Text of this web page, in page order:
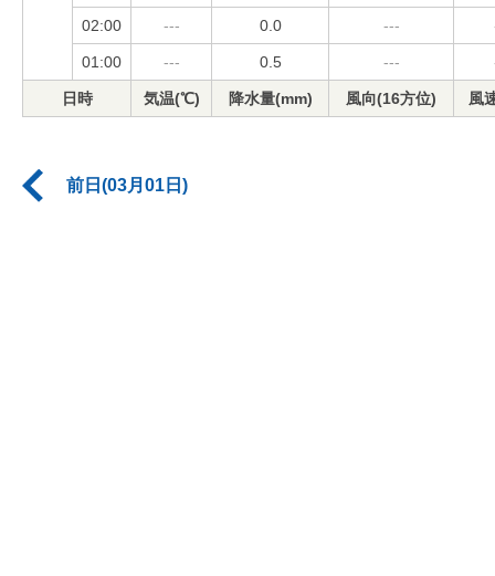
02:00 --- 0.0 ---
01:00 --- 0.5 ---
日時 気温(℃) 降水量(mm) 風向(16方位) 風
前日(03月01日)